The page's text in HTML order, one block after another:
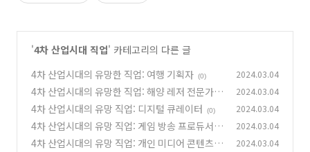
'4차 산업시대 직업' 카테고리의 다른 글
4차 산업시대의 유망한 직업: 여행 기획자 (0) 2024.03.04
4차 산업시대의 유망한 직업: 해양 레저 전문가
(0)
2024.03.04
4차 산업시대의 유망 직업: 디지털 큐레이터 (0) 2024.03.04
4차 산업시대의 유망 직업: 게임 방송 프로듀서
(0)
2024.03.04
4차 산업시대의 유망 직업: 개인 미디어 콘텐츠
2024.03.04